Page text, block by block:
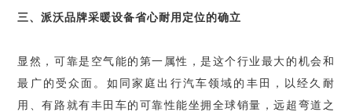
三、派沃品牌采暖设备省心耐用定位的确立
显然，可靠是空气能的第一属性，是这个行业最大的机会和
最广的受众面。如同家庭出行汽车领域的丰田，以经久耐
用、有路就有丰田车的可靠性能坐拥全球销量，远超弯道之